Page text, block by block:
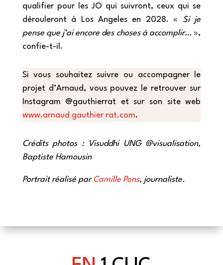
qualifier pour les JO qui suivront, ceux qui se
dérouleront à Los Angeles en 2028. « Si je
pense que j’ai encore des choses à accomplir… »,
confie-t-il.
Si vous souhaitez suivre ou accompagner le
projet d’Arnaud, vous pouvez le retrouver sur
Instagram @gauthierrat et sur son site web
www.arnaud gauthier rat.com.
Crédits photos : Visuddhi UNG @visualisation,
Baptiste Hamousin
Portrait réalisé parCamille Pons, journaliste.